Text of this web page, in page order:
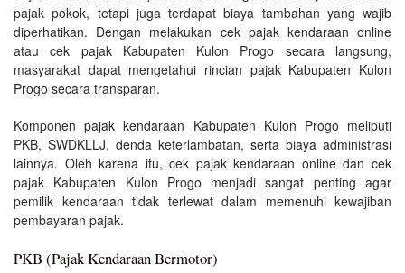
pajak pokok, tetapi juga terdapat biaya tambahan yang wajib
diperhatikan. Dengan melakukan cek pajak kendaraan online
atau cek pajak Kabupaten Kulon Progo secara langsung,
masyarakat dapat mengetahui rincian pajak Kabupaten Kulon
Progo secara transparan.
Komponen pajak kendaraan Kabupaten Kulon Progo meliputi
PKB, SWDKLLJ, denda keterlambatan, serta biaya administrasi
lainnya. Oleh karena itu, cek pajak kendaraan online dan cek
pajak Kabupaten Kulon Progo menjadi sangat penting agar
pemilik kendaraan tidak terlewat dalam memenuhi kewajiban
pembayaran pajak.
PKB (Pajak Kendaraan Bermotor)